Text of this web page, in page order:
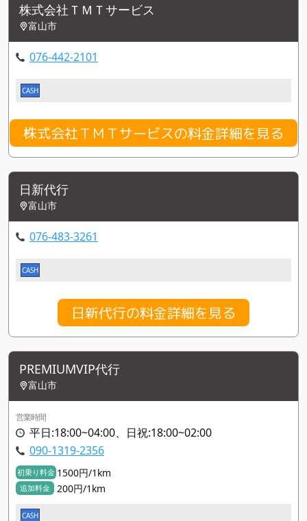
株式会社ＴＭＴサービス
富山市
076-442-2101
CASH
株式会社ＴＭＴサービスの料金詳細を見る
日新代行
富山市
076-483-3261
CASH
日新代行の料金詳細を見る
PREMIUMVIP代行
富山市
営業時間
平日:18:00~04:00、日祝:18:00~02:00
090-1319-2356
初乗り料金 1500円/1km
追加料金 200円/1km
CASH